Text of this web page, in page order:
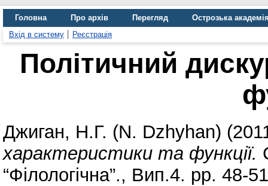
Головна Про архів Перегляд
Острозька
Вхід в систему
Реєстрація
Політичний
Джиган, Н.Г. (N. Dzhyhan)
характеристики та функції.
“Філологічна”., Вип.4. pp. 48-